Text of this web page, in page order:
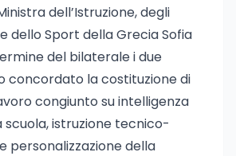
dell’Istruzione, degli
dello Sport della Grecia Sofia
del bilaterale i due
concordato la costituzione di
congiunto su intelligenza
istruzione tecnico-
personalizzazione della